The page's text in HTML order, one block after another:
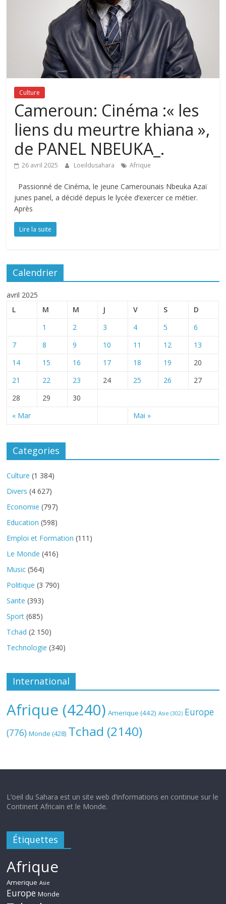
Culture
Cameroun: Cinéma :« les
liens du meurtre khiana »,
de PANEL NBEUKA_.
26 avril 2025 Loeildusahara Afrique
Passionné de Cinéma, le jeune Camerounais Nbeuka Azaï
junes panel, a décidé depuis le lycée d’exercer ce métier.
Après
Lire la suite
Calendrier
avril 2025
L
M M J V S D
« Mar Mai »
1 2 3 4 5
6
7
8 9 10 11 12
13
14
15 16 17 18 19
20
21
22 23 24 25 26
27
28
29 30
Categories
Culture (1 384)
Divers (4 627)
Economie (797)
Education (598)
Emploi et Formation (111)
Le Monde (416)
Music (564)
Politique (3 790)
Sante (393)
Sport (685)
Tchad (2 150)
Technologie (340)
International
Afrique (4240) Amerique (442) Asie (302) Europe
(776) Monde (428) Tchad (2140)
L’oeil du Sahara est un site web d’informations en continue sur le
Continent Africain et le Monde.
Étiquettes
Afrique
Amerique Asie
Europe Monde